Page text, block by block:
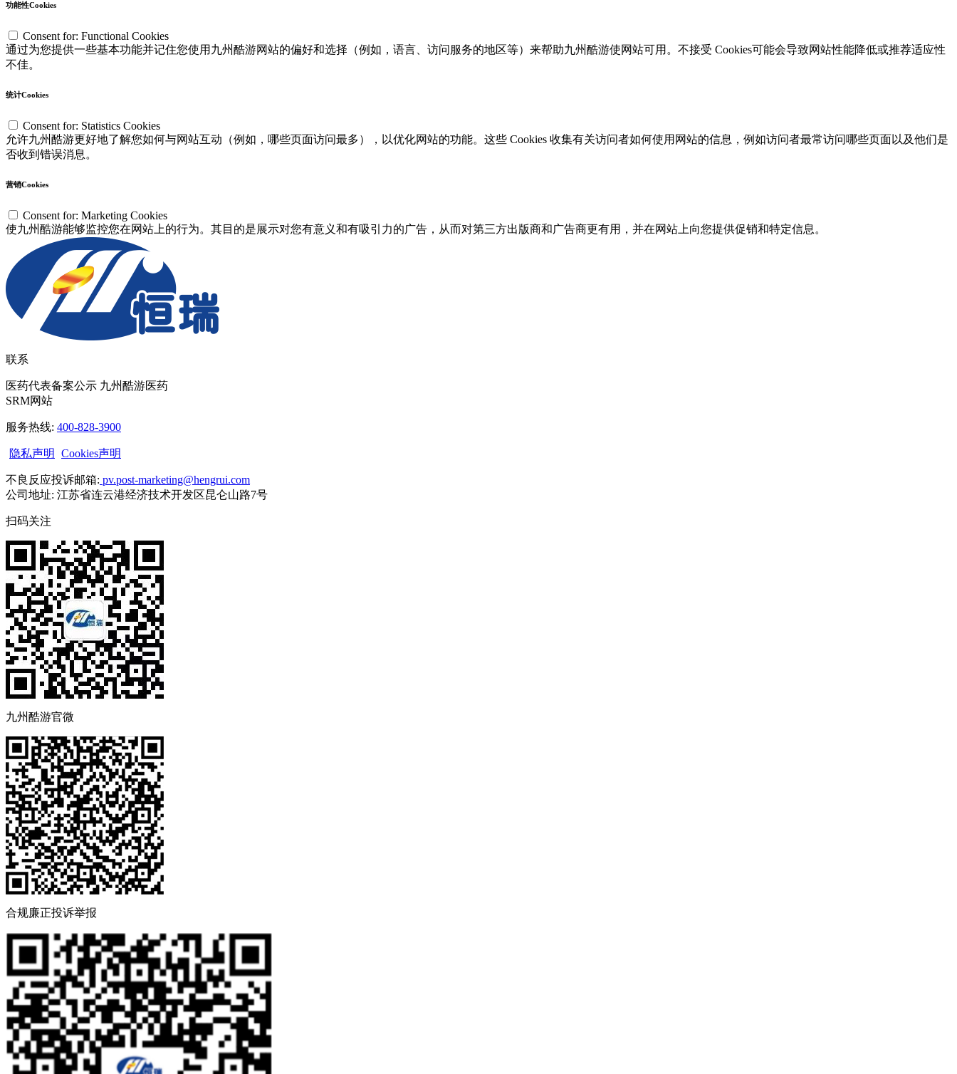
功能性Cookies
Consent for: Functional Cookies
通过为您提供一些基本功能并记住您使用九州酷游网站的偏好和选择（例如，语言、访问服务的地区等）来帮助九州酷游使网站可用。不接受 Cookies可能会导致网站性能降低或推荐适应性
不佳。
统计Cookies
Consent for: Statistics Cookies
允许九州酷游更好地了解您如何与网站互动（例如，哪些页面访问最多），以优化网站的功能。这些 Cookies 收集有关访问者如何使用网站的信息，例如访问者最常访问哪些页面以及他们是
否收到错误消息。
营销Cookies
Consent for: Marketing Cookies
使九州酷游能够监控您在网站上的行为。其目的是展示对您有意义和有吸引力的广告，从而对第三方出版商和广告商更有用，并在网站上向您提供促销和特定信息。
联系
医药代表备案公示 九州酷游医药
SRM网站
服务热线: 400-828-3900
隐私声明 Cookies声明
不良反应投诉邮箱: pv.post-marketing@hengrui.com
公司地址: 江苏省连云港经济技术开发区昆仑山路7号
扫码关注
九州酷游官微
合规廉正投诉举报